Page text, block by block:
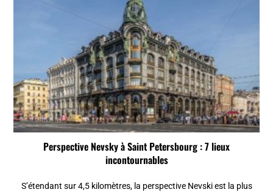
Perspective Nevsky à Saint Petersbourg : 7 lieux
incontournables
S’étendant sur 4,5 kilomètres, la perspective Nevski est la plus